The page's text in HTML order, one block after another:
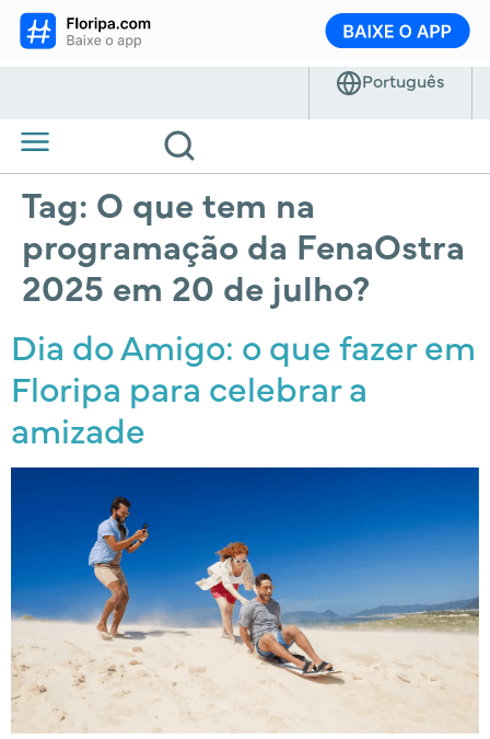
Tag: O que tem na
programação da FenaOstra
2025 em 20 de julho?
Dia do Amigo: o que fazer em
Floripa para celebrar a
amizade